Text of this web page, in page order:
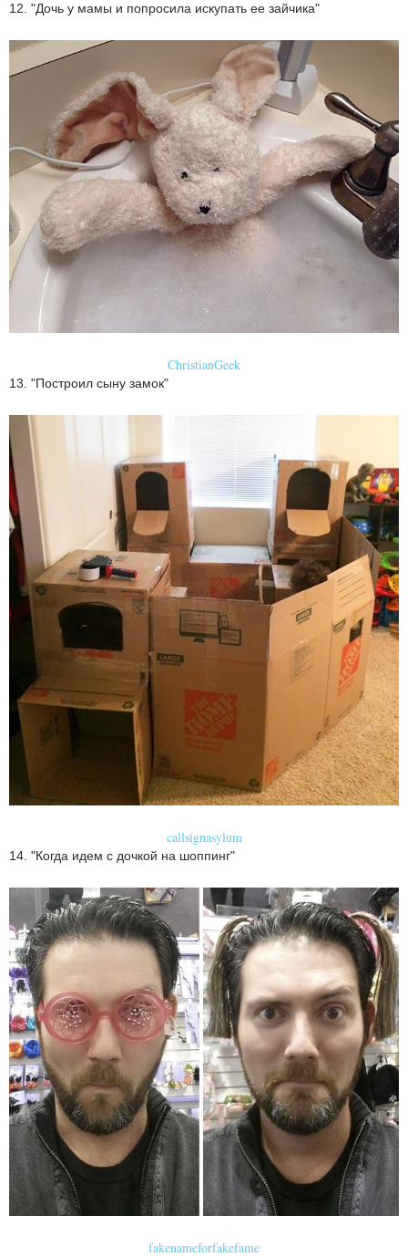
12. "Дочь у мамы и попросила искупать ее зайчика"
ChristianGeek
13. "Построил сыну замок"
callsignasylum
14. "Когда идем с дочкой на шоппинг"
fakenameforfakefame